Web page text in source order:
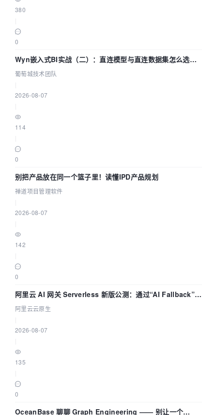
380
0
Wyn嵌入式BI实战（二）：直连模型与直连数据集怎么选，
参数为什么不生效？| 葡萄城技术团队
葡萄城技术团队
2026-08-07
114
0
别把产品放在同一个篮子里！读懂IPD产品规划
禅道项目管理软件
2026-08-07
142
0
阿里云 AI 网关 Serverless 新版公测：通过“AI Fallback”与
拓扑可视化构建 AI 流量治理底座
阿里云云原生
2026-08-07
135
0
OceanBase 聊聊 Graph Engineering —— 别让一个